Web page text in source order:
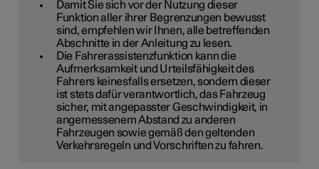
Damit Sie sich vor der Nutzung dieser
Funktion aller ihrer Begrenzungen bewusst
sind, empfehlen wir Ihnen, alle betreffenden
Abschnitte in der Anleitung zu lesen.
Die Fahrerassistenzfunktion kann die
Aufmerksamkeit und Urteilsfähigkeit des
Fahrers keinesfalls ersetzen, sondern dieser
ist stets dafür verantwortlich, das Fahrzeug
sicher, mit angepasster Geschwindigkeit, in
angemessenem Abstand zu anderen
Fahrzeugen sowie gemäß den geltenden
Verkehrsregeln und Vorschriften zu fahren.